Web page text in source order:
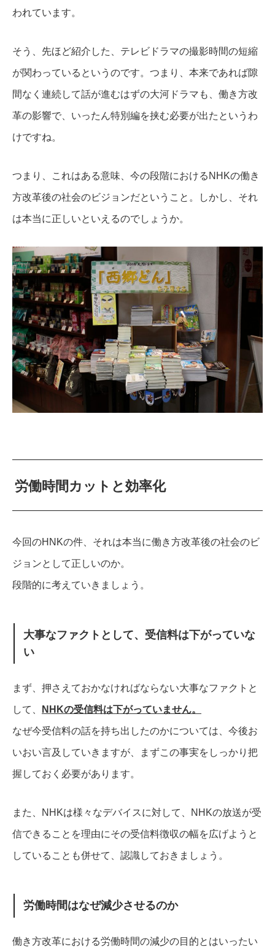
われています。
そう、先ほど紹介した、テレビドラマの撮影時間の短縮
が関わっているというのです。 つまり、本来であれば隙
間なく連続して話が進むはずの大河ドラマも、働き方改
革の影響で、いったん特別編を挟む必要が出たというわ
けですね。
つまり、これはある意味、今の段階におけるNHKの働き
方改革後の社会のビジョンだということ。 しかし、それ
は本当に正しいといえるのでしょうか。
労働時間カットと効率化
今回のHNKの件、それは本当に働き方改革後の社会のビ
ジョンとして正しいのか。
段階的に考えていきましょう。
大事なファクトとして、受信料は下がっていな
い
まず、押さえておかなければならない大事なファクトと
して、 NHKの受信料は下がっていません。
なぜ今受信料の話を持ち出したのかについては、今後お
いおい言及していきますが、まずこの事実をしっかり把
握しておく必要があります。
また、NHKは様々なデバイスに対して、NHKの放送が受
信できることを理由にその受信料徴収の幅を広げようと
していることも併せて、認識しておきましょう。
労働時間はなぜ減少させるのか
働き方改革における労働時間の減少の目的とはいったい